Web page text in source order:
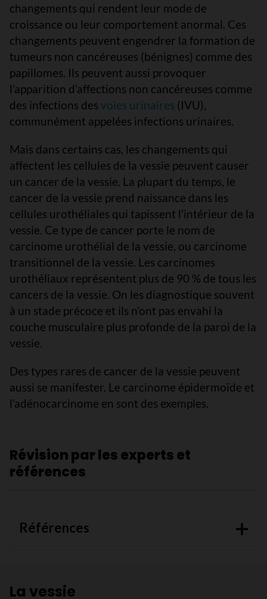
changements qui rendent leur mode de
croissance ou leur comportement anormal. Ces
changements peuvent engendrer la formation de
tumeurs non cancéreuses (bénignes) comme des
papillomes. Ils peuvent aussi provoquer
l’apparition d’affections non cancéreuses comme
des infections des voies urinaires (IVU),
communément appelées infections urinaires.
Mais dans certains cas, les changements qui
affectent les cellules de la vessie peuvent causer
un cancer de la vessie. La plupart du temps, le
cancer de la vessie prend naissance dans les
cellules urothéliales qui tapissent l’intérieur de la
vessie. Ce type de cancer porte le nom de
carcinome urothélial de la vessie, ou carcinome
transitionnel de la vessie. Les carcinomes
urothéliaux représentent plus de 90 % de tous les
cancers de la vessie. On les diagnostique souvent
à un stade précoce et ils n’ont pas envahi la
couche musculaire plus profonde de la paroi de la
vessie.
Des types rares de cancer de la vessie peuvent
aussi se manifester. Le carcinome épidermoïde et
l’adénocarcinome en sont des exemples.
Révision par les experts et
références
Références
La vessie